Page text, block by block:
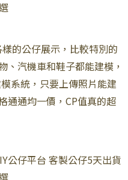
的公仔展示，比較特別的
、汽機車和鞋子都能建模，
系統，只要上傳照片能建
通通均一價，CP值真的超